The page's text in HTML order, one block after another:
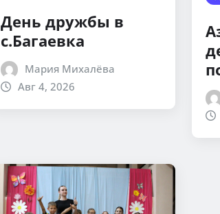
День дружбы в
с.Багаевка
Мария Михалёва
Авг 4, 2026